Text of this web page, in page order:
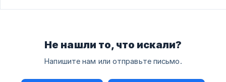
Не нашли то, что искали?
Напишите нам или отправьте письмо.